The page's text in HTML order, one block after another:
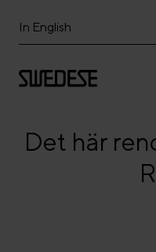
In English
Det här